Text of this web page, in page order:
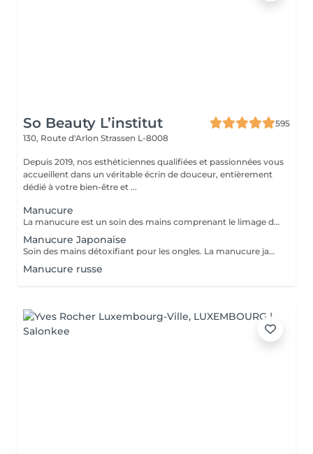
So Beauty L’institut
595
130, Route d'Arlon Strassen L-8008
Depuis 2019, nos esthéticiennes qualifiées et passionnées vous
accueillent dans un véritable écrin de douceur, entièrement
dédié à votre bien-être et ...
Manucure
La manucure est un soin des mains comprenant le limage des ongles, la pousse et la coupe des cuticules, gommage, massage avec crème de soin et application d'un vernis transparent si désiré.
Manucure Japonaise
Soin des mains détoxifiant pour les ongles. La manucure japonaise consiste à polir et nettoyer les ongles en profondeur pour ensuite les nourrir avec une pâte à base de cire d'abeille qui va oxygéner l'ongle. L'ongle ressort brillant naturellement et pour une durée de 3 semaines. Comprend le limage des ongles, la pousse et la coupe des cuticules, polissage, application de la pâte à base de cire d'abeille et de la poudre fixante, gommage, massage avec crème de soin et application d'un vernis transparent si désiré.
Manucure russe